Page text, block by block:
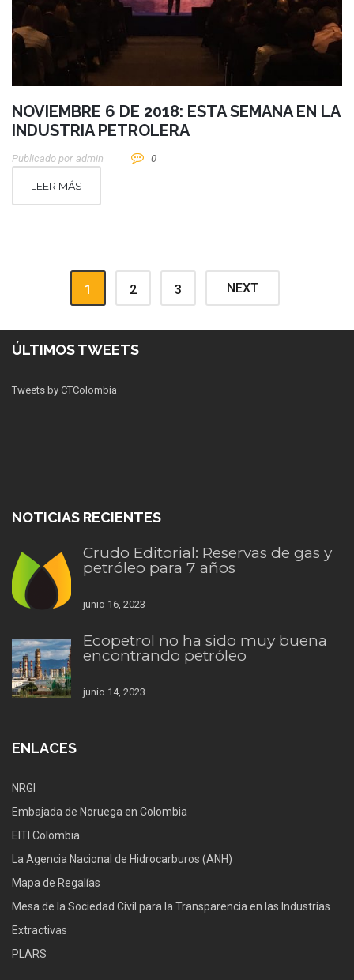
NOVIEMBRE 6 DE 2018: ESTA SEMANA EN LA
INDUSTRIA PETROLERA
Publicado por Admin 0
LEER MÁS
1 2 3 NEXT
ÚLTIMOS TWEETS
Tweets by CTColombia
NOTICIAS RECIENTES
Crudo Editorial: Reservas de gas y
petróleo para 7 años
junio 16, 2023
Ecopetrol no ha sido muy buena
encontrando petróleo
junio 14, 2023
ENLACES
NRGI
Embajada de Noruega en Colombia
EITI Colombia
La Agencia Nacional de Hidrocarburos (ANH)
Mapa de Regalías
Mesa de la Sociedad Civil para la Transparencia en las Industrias
Extractivas
PLARS